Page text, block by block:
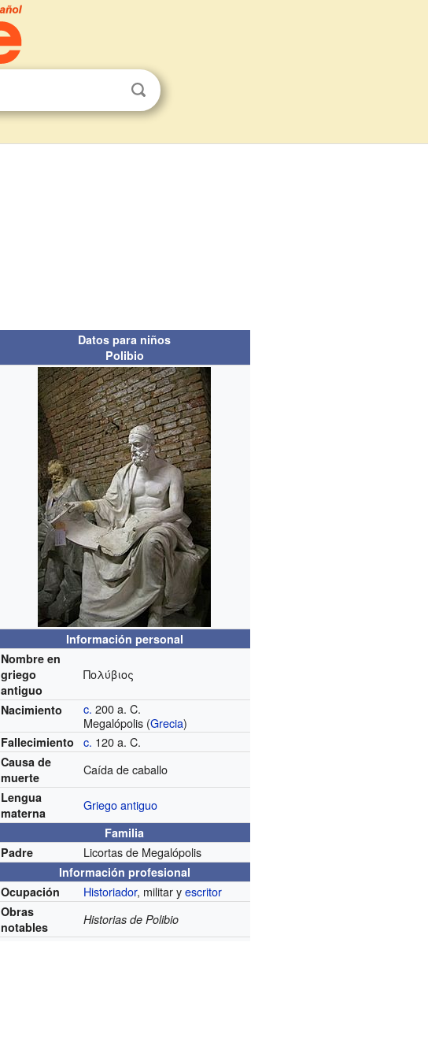
Datos para niños
Polibio
Información personal
Nombre en
griego
antiguo
Πολύβιος
Nacimiento c. 200 a. C.
Megalópolis (Grecia)
Fallecimiento c. 120 a. C.
Causa de
muerte
Caída de caballo
Lengua
materna
Griego antiguo
Familia
Padre
Licortas de Megalópolis
Información profesional
Ocupación
Historiador, militar yescritor
Obras
notables
Historias de Polibio